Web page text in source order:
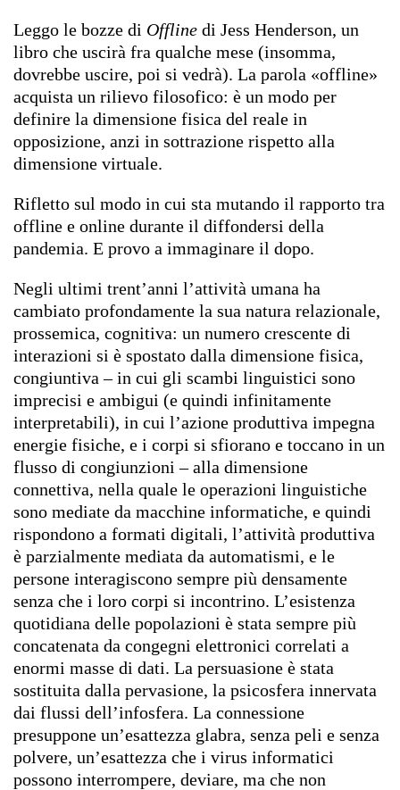
Leggo le bozze di Offline di Jess Henderson, un
libro che uscirà fra qualche mese (insomma,
dovrebbe uscire, poi si vedrà). La parola «offline»
acquista un rilievo filosofico: è un modo per
definire la dimensione fisica del reale in
opposizione, anzi in sottrazione rispetto alla
dimensione virtuale.
Rifletto sul modo in cui sta mutando il rapporto tra
offline e online durante il diffondersi della
pandemia. E provo a immaginare il dopo.
Negli ultimi trent’anni l’attività umana ha
cambiato profondamente la sua natura relazionale,
prossemica, cognitiva: un numero crescente di
interazioni si è spostato dalla dimensione fisica,
congiuntiva – in cui gli scambi linguistici sono
imprecisi e ambigui (e quindi infinitamente
interpretabili), in cui l’azione produttiva impegna
energie fisiche, e i corpi si sfiorano e toccano in un
flusso di congiunzioni – alla dimensione
connettiva, nella quale le operazioni linguistiche
sono mediate da macchine informatiche, e quindi
rispondono a formati digitali, l’attività produttiva
è parzialmente mediata da automatismi, e le
persone interagiscono sempre più densamente
senza che i loro corpi si incontrino. L’esistenza
quotidiana delle popolazioni è stata sempre più
concatenata da congegni elettronici correlati a
enormi masse di dati. La persuasione è stata
sostituita dalla pervasione, la psicosfera innervata
dai flussi dell’infosfera. La connessione
presuppone un’esattezza glabra, senza peli e senza
polvere, un’esattezza che i virus informatici
possono interrompere, deviare, ma che non